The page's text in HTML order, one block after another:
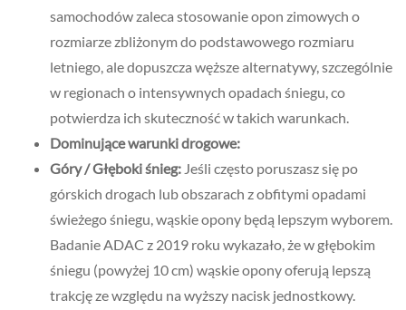
samochodów zaleca stosowanie opon zimowych o
rozmiarze zbliżonym do podstawowego rozmiaru
letniego, ale dopuszcza węższe alternatywy, szczególnie
w regionach o intensywnych opadach śniegu, co
potwierdza ich skuteczność w takich warunkach.
Dominujące warunki drogowe:
Góry / Głęboki śnieg: Jeśli często poruszasz się po
górskich drogach lub obszarach z obfitymi opadami
świeżego śniegu, wąskie opony będą lepszym wyborem.
Badanie ADAC z 2019 roku wykazało, że w głębokim
śniegu (powyżej 10 cm) wąskie opony oferują lepszą
trakcję ze względu na wyższy nacisk jednostkowy.